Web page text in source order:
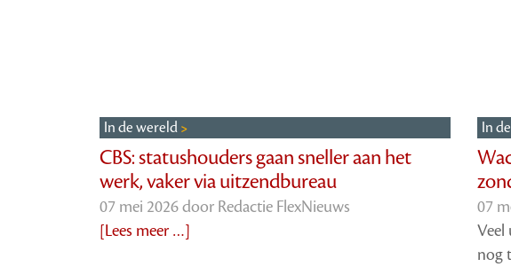
In de wereld
CBS: statushouders gaan sneller aan het
werk, vaker via uitzendbureau
07 mei 2026 door Redactie FlexNieuws
[Lees meer …]
In
07
Veel
nog